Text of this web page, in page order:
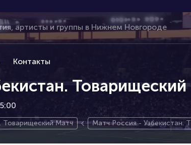
Контакты
Товарищеский
Товарищеский Матч Матч Россия - Узбекистан.